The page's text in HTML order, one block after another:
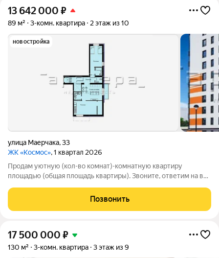
13 642 000 ₽
89 м² 3-комн. квартира 2 этаж из 10
новостройка
улица Маерчака,33
ЖК «Космос», 1 квартал 2026
Продам уютную (кол-во комнат)-комнатную квартиру
площадью (общая площадь квартиры). Звоните, ответим на все
Позвонить
17 500 000 ₽
130 м² 3-комн. квартира 3 этаж из 9